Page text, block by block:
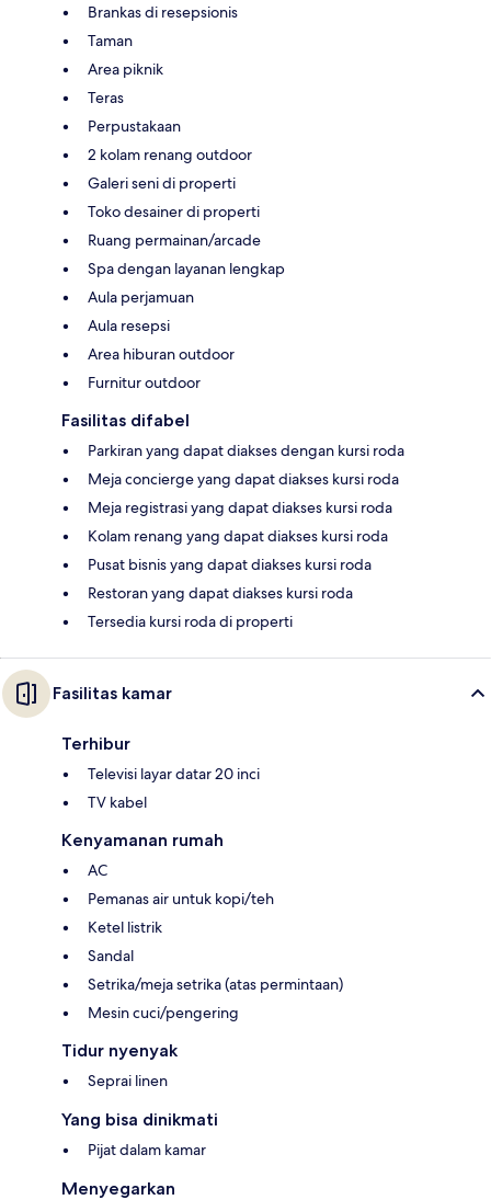
Brankas di resepsionis
Taman
Area piknik
Teras
Perpustakaan
2 kolam renang outdoor
Galeri seni di properti
Toko desainer di properti
Ruang permainan/arcade
Spa dengan layanan lengkap
Aula perjamuan
Aula resepsi
Area hiburan outdoor
Furnitur outdoor
Fasilitas difabel
Parkiran yang dapat diakses dengan kursi roda
Meja concierge yang dapat diakses kursi roda
Meja registrasi yang dapat diakses kursi roda
Kolam renang yang dapat diakses kursi roda
Pusat bisnis yang dapat diakses kursi roda
Restoran yang dapat diakses kursi roda
Tersedia kursi roda di properti
Fasilitas kamar
Terhibur
Televisi layar datar 20 inci
TV kabel
Kenyamanan rumah
AC
Pemanas air untuk kopi/teh
Ketel listrik
Sandal
Setrika/meja setrika (atas permintaan)
Mesin cuci/pengering
Tidur nyenyak
Seprai linen
Yang bisa dinikmati
Pijat dalam kamar
Menyegarkan